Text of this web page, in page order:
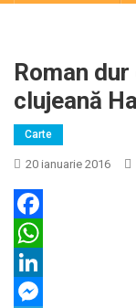
Roman
clujeană
Carte
20 ianuarie 2016
Facebook
WhatsApp
LinkedIn